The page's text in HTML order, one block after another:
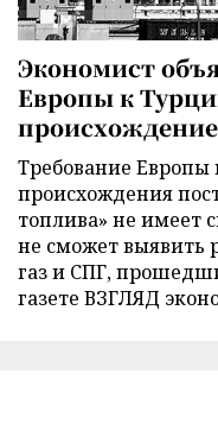
Экономист
Европы к
происхождение
Требование Европы
происхождения
топлива» не имеет
не сможет выявить
газ и СПГ,
газете ВЗГЛЯД